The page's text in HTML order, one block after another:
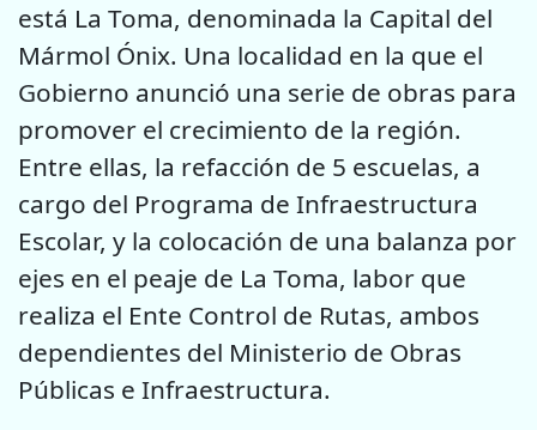
está La Toma, denominada la Capital del
Mármol Ónix. Una localidad en la que el
Gobierno anunció una serie de obras para
promover el crecimiento de la región.
Entre ellas, la refacción de 5 escuelas, a
cargo del Programa de Infraestructura
Escolar, y la colocación de una balanza por
ejes en el peaje de La Toma, labor que
realiza el Ente Control de Rutas, ambos
dependientes del Ministerio de Obras
Públicas e Infraestructura.